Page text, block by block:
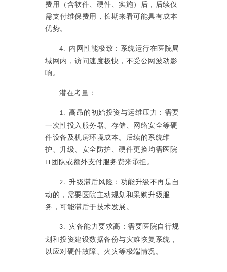
费用（含软件、硬件、实施）后，后续仅
需支付维保费用，长期来看可能具有成本
优势。
4. 内网性能极致：系统运行在医院局
域网内，访问速度极快，不受公网波动影
响。
潜在考量：
1. 高昂的初始投资与运维压力：需要
一次性投入服务器、存储、网络安全等硬
件设备及机房环境成本。后续的系统维
护、升级、安全防护、硬件更换均需医院
IT团队或额外支付服务费来承担。
2. 升级滞后风险：功能升级不再是自
动的，需要医院主动规划和采购升级服
务，可能滞后于技术发展。
3. 灾备能力要求高：需要医院自行规
划和投资建设数据备份与灾难恢复系统，
以应对硬件故障、火灾等极端情况。